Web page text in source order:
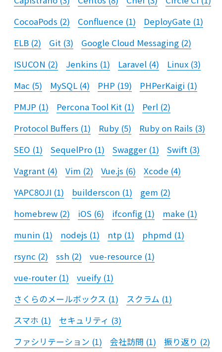
CocoaPods (2) Confluence (1) DeployGate (1)
ELB (2) Git (3) Google Cloud Messaging (2)
ISUCON (2) Jenkins (1) Laravel (4) Linux (3)
Mac (5) MySQL (4) PHP (19) PHPerKaigi (1)
PMJP (1) Percona Tool Kit (1) Perl (2)
Protocol Buffers (1) Ruby (5) Ruby on Rails (3)
SEO (1) SequelPro (1) Swagger (1) Swift (3)
Vagrant (4) Vim (2) Vue.js (6) Xcode (4)
YAPC8OJI (1) builderscon (1) gem (2)
homebrew (2) iOS (6) ifconfig (1) make (1)
munin (1) nodejs (1) ntp (1) phpmd (1)
rsync (2) ssh (2) vue-resource (1)
vue-router (1) vueify (1)
さくらのメールボックス (1) スクラム (1)
スマホ (1) セキュリティ (3)
ファシリテーション (1) 会社訪問 (1) 振り返り (2)